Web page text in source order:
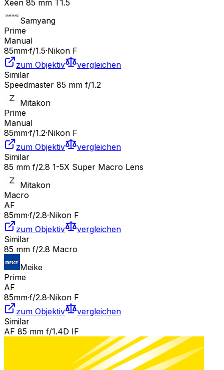
Xeen 85 mm T1.5
Samyang
Prime
Manual
85mm·f/1.5·Nikon F
zum Objektiv
vergleichen
Similar
Speedmaster 85 mm f/1.2
Mitakon
Prime
Manual
85mm·f/1.2·Nikon F
zum Objektiv
vergleichen
Similar
85 mm f/2.8 1-5X Super Macro Lens
Mitakon
Macro
AF
85mm·f/2.8·Nikon F
zum Objektiv
vergleichen
Similar
85 mm f/2.8 Macro
Meike
Prime
AF
85mm·f/2.8·Nikon F
zum Objektiv
vergleichen
Similar
AF 85 mm f/1.4D IF